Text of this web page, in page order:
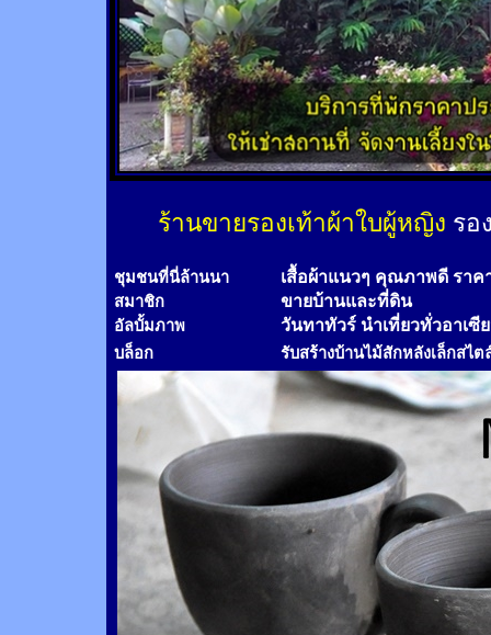
ร้านขายรองเท้าผ้าใบผู้หญิง รอ
ชุมชนที่นี่ล้านนา เสื้อผ้าแนวๆ คุณภาพดี ราค
สมาชิก ขายบ้านและที่ดิน
อัลบั้มภาพ วันทาทัวร์ นำเที่ยวทั่วอาเซี
บล็อก รับสร้างบ้านไม้สักหลังเล็กสไต